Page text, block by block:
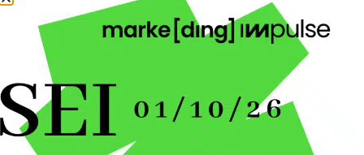
Ähnliche Beiträge
ZU DEN BEITRÄGEN